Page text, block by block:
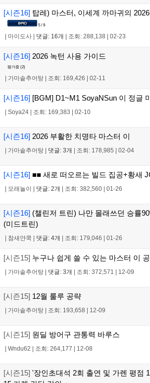
[시즌16] 탑레) 마스터, 이세계 까마귀의
5 / 9
마이도사 댓글: 16개 조회: 288,138 02-23
[시즌16] 2026 녹턴 사용 가이드
평가중 (2)
| 가마솥추어탕 | 조회: 169,426 | 02-11
[시즌16] [BGM] D1~M1 SoyaNSun 이 정글
| Soya24 | 조회: 169,383 | 02-10
[시즌16] 2026 부활한 치명타 마스터 이
| 가마솥추어탕 | 댓글: 3개 | 조회: 178,985 | 02-04
[시즌16] ■■ 새로 떠오르는 빌드 집공+황새
| 모래놀이 | 댓글: 2개 | 조회: 382,560 | 01-26
[시즌16] (챌린저 트린) 나만 몰래쓰던 승률
(미드트린)
| 참새얀쿡 | 댓글: 4개 | 조회: 179,046 | 01-26
[시즌15] 누구나 쉽게 쓸 수 있는 마스터 이
| 가마솥추어탕 | 댓글: 3개 | 조회: 372,571 | 12-09
[시즌15] 12월 룰루 공략
| 가마솥추어탕 | 조회: 193,658 | 12-09
[시즌15] 원딜 방어구 관통력 바루스
| Wndu62 | 조회: 264,177 | 12-08
[시즌15] '장인초대석 2회 출연 및 가렌 평점